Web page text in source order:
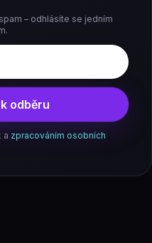
– odhlásíte se jedním
odběru
a zpracováním osobních